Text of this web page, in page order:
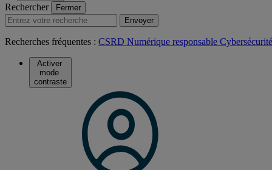
Rechercher
Fermer
Envoyer
Recherches fréquentes : CSRD Numérique responsable Cybersécurité
Activer
mode
contraste